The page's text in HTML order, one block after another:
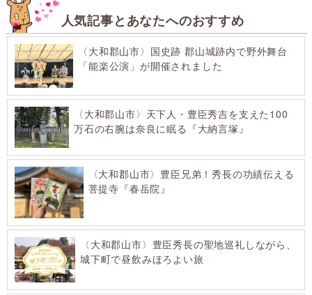
人気記事とあなたへのおすすめ
〈大和郡山市〉国史跡 郡山城跡内で野外舞台
「能楽公演」が開催されました
〈大和郡山市〉天下人・豊臣秀吉を支えた100
万石の右腕は奈良に眠る『大納言塚』
〈大和郡山市〉豊臣兄弟！秀長の功績伝える
菩提寺『春岳院』
〈大和郡山市〉豊臣秀長の聖地巡礼しながら、
城下町で昼飲みほろよい旅